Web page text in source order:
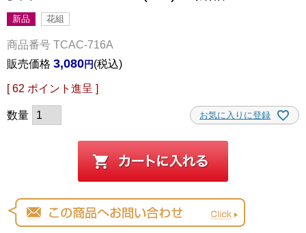
新品 花組
商品番号 TCAC-716A
販売価格 3,080 税込
[ 62 ポイント進呈 ]
お気に入りに登録